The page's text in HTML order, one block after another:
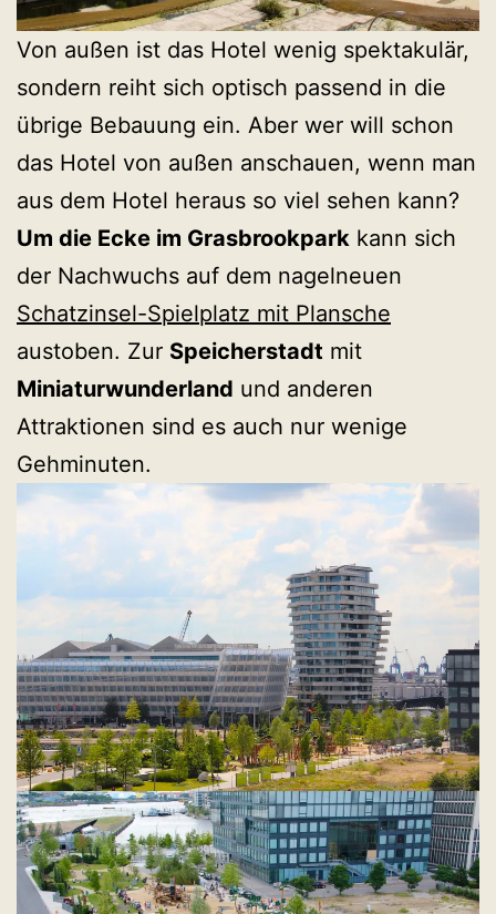
Von außen ist das Hotel wenig spektakulär,
sondern reiht sich optisch passend in die
übrige Bebauung ein. Aber wer will schon
das Hotel von außen anschauen, wenn man
aus dem Hotel heraus so viel sehen kann?
Um die Ecke im Grasbrookpark kann sich
der Nachwuchs auf dem nagelneuen
Schatzinsel-Spielplatz mit Plansche
austoben. Zur Speicherstadt mit
Miniaturwunderland und anderen
Attraktionen sind es auch nur wenige
Gehminuten.